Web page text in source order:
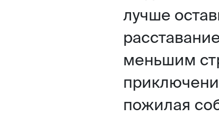
лучше
меньшим
пожилая